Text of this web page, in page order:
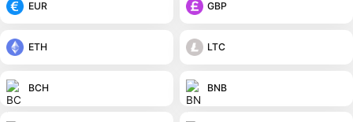
EUR GBP
ETH LTC
BCH BNB